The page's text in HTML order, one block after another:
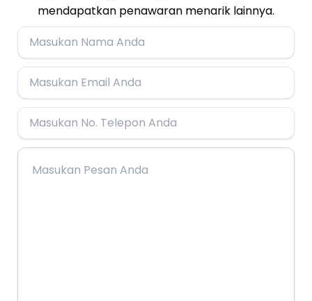
mendapatkan penawaran menarik lainnya.